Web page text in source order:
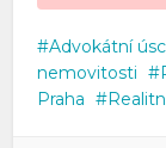
Advokátní
nemovitosti
Praha